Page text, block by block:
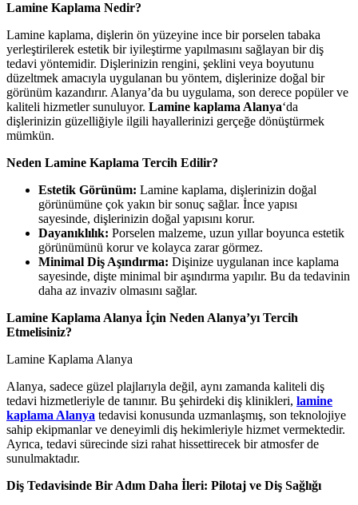
Lamine Kaplama Nedir?
Lamine kaplama, dişlerin ön yüzeyine ince bir porselen tabaka
yerleştirilerek estetik bir iyileştirme yapılmasını sağlayan bir diş
tedavi yöntemidir. Dişlerinizin rengini, şeklini veya boyutunu
düzeltmek amacıyla uygulanan bu yöntem, dişlerinize doğal bir
görünüm kazandırır. Alanya’da bu uygulama, son derece popüler ve
kaliteli hizmetler sunuluyor. Lamine kaplama Alanya‘da
dişlerinizin güzelliğiyle ilgili hayallerinizi gerçeğe dönüştürmek
mümkün.
Neden Lamine Kaplama Tercih Edilir?
Estetik Görünüm: Lamine kaplama, dişlerinizin doğal
görünümüne çok yakın bir sonuç sağlar. İnce yapısı
sayesinde, dişlerinizin doğal yapısını korur.
Dayanıklılık: Porselen malzeme, uzun yıllar boyunca estetik
görünümünü korur ve kolayca zarar görmez.
Minimal Diş Aşındırma: Dişinize uygulanan ince kaplama
sayesinde, dişte minimal bir aşındırma yapılır. Bu da tedavinin
daha az invaziv olmasını sağlar.
Lamine Kaplama Alanya İçin Neden Alanya’yı Tercih
Etmelisiniz?
Lamine Kaplama Alanya
Alanya, sadece güzel plajlarıyla değil, aynı zamanda kaliteli diş
tedavi hizmetleriyle de tanınır. Bu şehirdeki diş klinikleri, lamine
kaplama Alanya tedavisi konusunda uzmanlaşmış, son teknolojiye
sahip ekipmanlar ve deneyimli diş hekimleriyle hizmet vermektedir.
Ayrıca, tedavi sürecinde sizi rahat hissettirecek bir atmosfer de
sunulmaktadır.
Diş Tedavisinde Bir Adım Daha İleri: Pilotaj ve Diş Sağlığı